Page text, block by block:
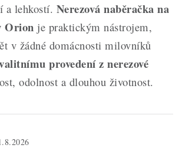
a lehkostí. Nerezová naběračka na
Orion je praktickým nástrojem,
v žádné domácnosti milovníků
provedení z nerezové
odolnost a dlouhou životnost.